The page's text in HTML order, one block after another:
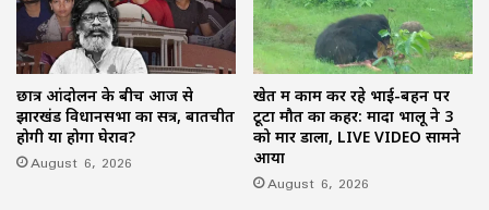
छात्र आंदोलन के बीच आज से
झारखंड विधानसभा का सत्र, बातचीत
होगी या होगा घेराव?
August 6, 2026
खेत में काम कर रहे भाई-बहन पर
टूटा मौत का कहर: मादा भालू ने 3
को मार डाला, LIVE VIDEO सामने
आया
August 6, 2026